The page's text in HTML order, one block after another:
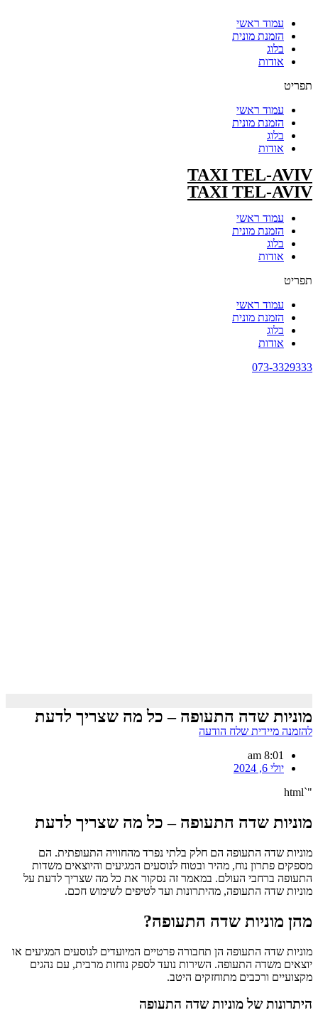
עמוד ראשי
הזמנת מונית
בלוג
אודות
תפריט
עמוד ראשי
הזמנת מונית
בלוג
אודות
TAXI TEL-AVIV
TAXI TEL-AVIV
עמוד ראשי
הזמנת מונית
בלוג
אודות
תפריט
עמוד ראשי
הזמנת מונית
בלוג
אודות
073-3329333
מוניות שדה התעופה – כל מה שצריך לדעת
להזמנה מיידית שלח הודעה
8:01 am
יולי 6, 2024
"`html
מוניות שדה התעופה – כל מה שצריך לדעת
מוניות שדה התעופה הם חלק בלתי נפרד מהחוויה התעופתית. הם
מספקים פתרון נוח, מהיר ובטוח לנוסעים המגיעים והיוצאים משדות
התעופה ברחבי העולם. במאמר זה נסקור את כל מה שצריך לדעת על
מוניות שדה התעופה, מהיתרונות ועד לטיפים לשימוש חכם.
מהן מוניות שדה התעופה?
מוניות שדה התעופה הן תחבורה פרטיים המיועדים לנוסעים המגיעים או
יוצאים משדה התעופה. השירות נועד לספק נוחות מרבית, עם נהגים
מקצועיים ורכבים מתוחזקים היטב.
היתרונות של מוניות שדה התעופה